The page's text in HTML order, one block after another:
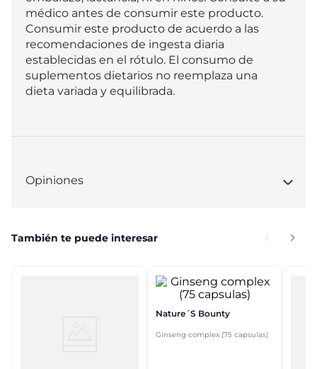
médico antes de consumir este producto.
Consumir este producto de acuerdo a las
recomendaciones de ingesta diaria
establecidas en el rótulo. El consumo de
suplementos dietarios no reemplaza una
dieta variada y equilibrada.
Opiniones
También te puede interesar
Nature´s Bounty
Ginseng complex (75 capsulas)